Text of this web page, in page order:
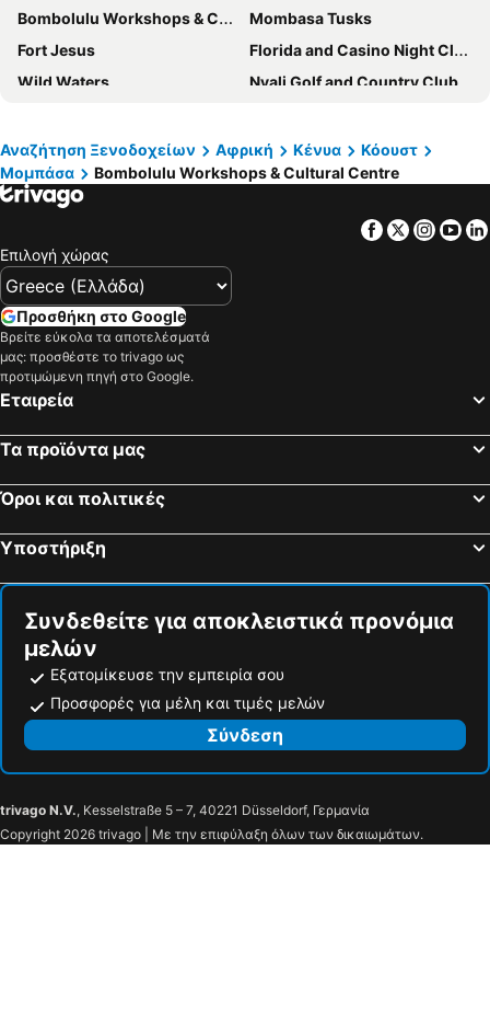
Bombolulu Workshops & Cultural Centre
Mombasa Tusks
Fort Jesus
Florida and Casino Night Club
Wild Waters
Nyali Golf and Country Club
Ngomongo Villages
Shimba Hills National Reserve
Malindi Marine National Park & Reserve
Watamu Beach
Gedi
Αναζήτηση Ξενοδοχείων Αφρική Κένυα
Κόουστ
Μομπάσα
Bombolulu Workshops & Cultural Centre
Facebook
Twitter
Επιλογή χώρας
Προσθήκη στο Google
Βρείτε εύκολα τα αποτελέσματά
μας: προσθέστε το trivago ως
προτιμώμενη πηγή στο Google.
Εταιρεία
Τα προϊόντα μας
Όροι και πολιτικές
Υποστήριξη
Συνδεθείτε για αποκλειστικά προνόμια
μελών
Εξατομίκευσε την εμπειρία σου
Προσφορές για μέλη και τιμές μελών
Σύνδεση
trivago N.V., Kesselstraße 5 – 7, 40221 Düsseldorf, Γερμανία
Copyright 2026 trivago | Με την επιφύλαξη όλων των δικαιωμάτων.